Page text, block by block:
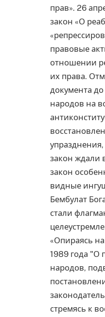
прав». 26
закон «О
правовые
отношении
их права.
документа
народов на
закон ждали
закон
видные
Бембулат
стали
«Опираясь
1989 года "О
народов,
стремясь к